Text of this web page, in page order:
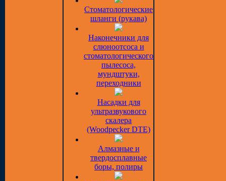
Стоматологические
шланги (рукава)
Наконечники для
слюноотсоса и
стоматологического
пылесоса,
мундштуки,
переходники
Насадки для
ультразвукового
скалера
(Woodpecker DTE)
Алмазные и
твердосплавные
боры, полиры